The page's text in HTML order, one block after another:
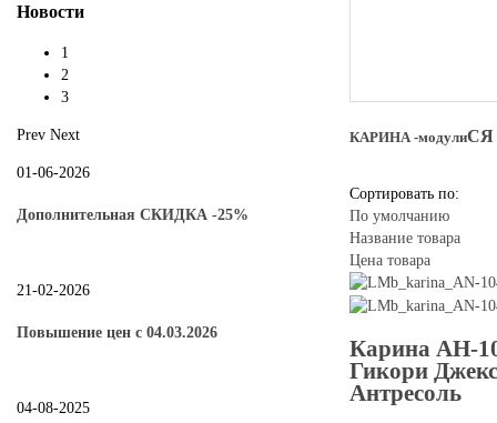
КАРИНА -модулиСЯ
Сортировать по:
По умолчанию
Название товара
Цена товара
Карина АН-
Гикори
Антресоль
Новости
1
2
3
Prev Next
01-06-2026
Дополнительная СКИДКА -25%
21-02-2026
Повышение цен с 04.03.2026
04-08-2025